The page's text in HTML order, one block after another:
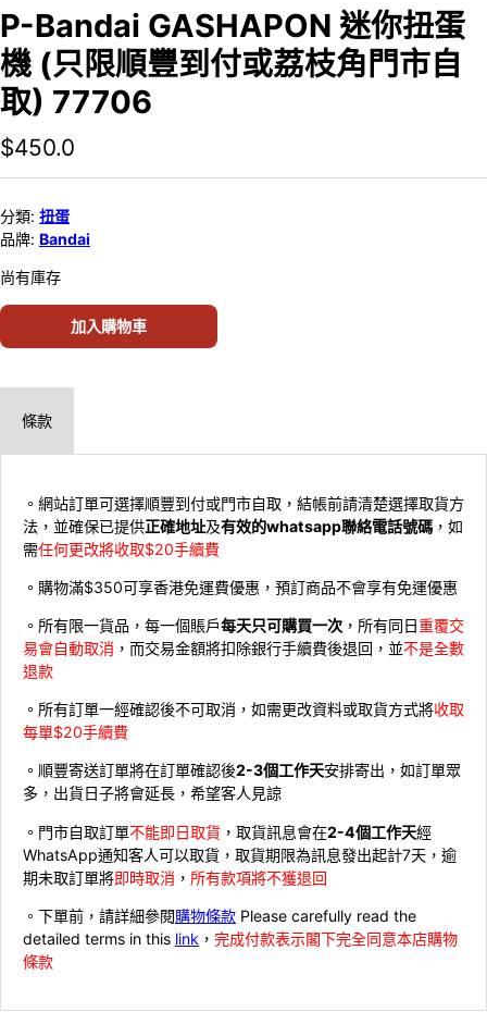
P-Bandai GASHAPON 迷你扭蛋
機 (只限順豐到付或荔枝角門市自
取) 77706
$450.0
分類: 扭蛋
品牌: Bandai
尚有庫存
加入購物車
條款
。網站訂單可選擇順豐到付或門市自取，結帳前請清楚選擇取貨方
法，並確保已提供正確地址及有效的whatsapp聯絡電話號碼 ，如
需任何更改將收取$20手續費
。購物滿$350可享香港免運費優惠，預訂商品不會享有免運優惠
。所有限一貨品，每一個賬戶每天只可購買一次 ，所有同日重覆交
易會自動取消 ，而交易金額將扣除銀行手續費後退回，並不是全數
退款
。所有訂單一經確認後不可取消，如需更改資料或取貨方式將收取
每單$20手續費
。順豐寄送訂單將在訂單確認後2-3個工作天安排寄出，如訂單眾
多，出貨日子將會延長，希望客人見諒
。門市自取訂單不能即日取貨 ，取貨訊息會在2-4個工作天經
WhatsApp通知客人可以取貨，取貨期限為訊息發出起計7天，逾
期未取訂單將即時取消 ， 所有款項將不獲退回
。下單前，請詳細參閱購物條款 Please carefully read the
detailed terms in this link ， 完成付款表示閣下完全同意本店購物
條款